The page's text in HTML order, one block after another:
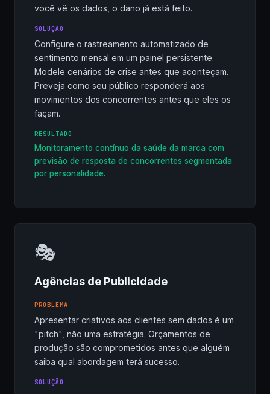
você vê os dados, o dano já está feito.
SOLUÇÃO
Configure o rastreamento automatizado de
sentimento mensal em um painel persistente.
Modele cenários de crise antes que aconteçam.
Preveja como seu público responderá aos
movimentos dos concorrentes antes que eles os
façam.
RESULTADO
Monitoramento contínuo da saúde da marca com
previsão de resposta de concorrentes segmentada
por personalidade.
🎭
Agências de Publicidade
PROBLEMA
Apresentar criativos aos clientes sem dados é um
"pitch", não uma estratégia. Orçamentos de
produção são comprometidos antes que alguém
saiba qual abordagem terá sucesso.
SOLUÇÃO